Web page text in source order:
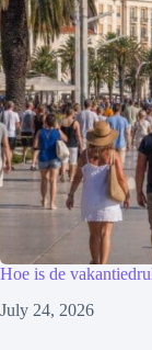
Hoe is de
July 24, 2026